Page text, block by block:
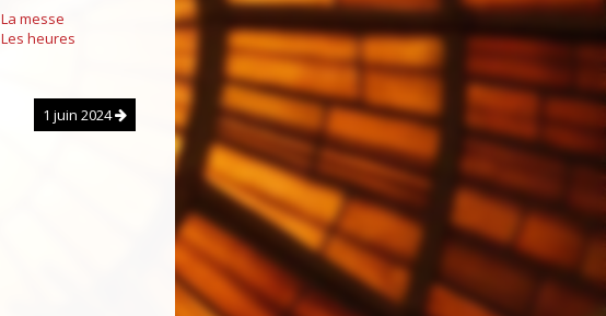
La messe
Les heures
1 juin 2024